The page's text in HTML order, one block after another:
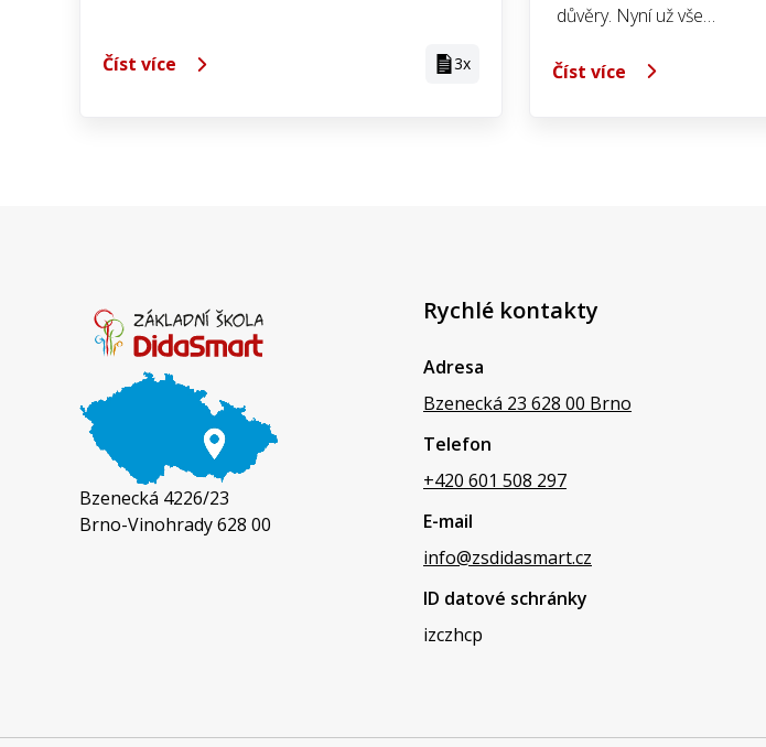
Číst více 3x
důvěry. Nyní už vše…
Číst více
Bzenecká 4226/23
Brno-Vinohrady 628 00
Rychlé kontakty
Adresa
Bzenecká 23 628 00 Brno
Telefon
+420 601 508 297
E-mail
info@zsdidasmart.cz
ID datové schránky
izczhcp